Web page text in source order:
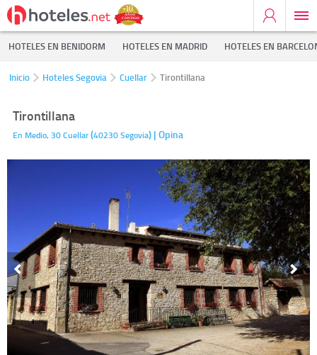
HOTELES EN BENIDORM HOTELES EN MADRID HOTELES EN
Inicio Hoteles Segovia Cuellar Tirontillana
Tirontillana
En Medio, 30Cuellar(40230Segovia) | Opina